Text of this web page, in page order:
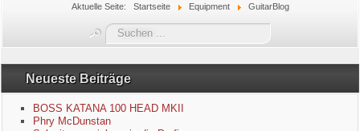
Equipment
GuitarBlog
Aktuelle Seite: Startseite Equipment GuitarBlog
Suchen
...
Neueste Beiträge
BOSS KATANA 100 HEAD MKII
Phry McDunstan